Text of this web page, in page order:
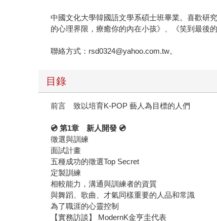
中國文化大學韓國語文學系碩士班畢業。喜歡研
的心理界限，療癒你的內在小孩》、《笑到最後
聯絡方式：rsd0324@yahoo.com.tw。
目錄
前言 致以培育K-POP 藝人為目標的人們
💿 第1章 新人開發 💿
徵選與訓練
面試計畫
五種成功的徵選Top Secret
定製訓練
相較能力，溝通與訓練者的資質
與舞蹈、歌曲、才氣同樣重要的人品和常識
為了職涯的心靈控制
【實務訪談】 ModernK金亨圭代表